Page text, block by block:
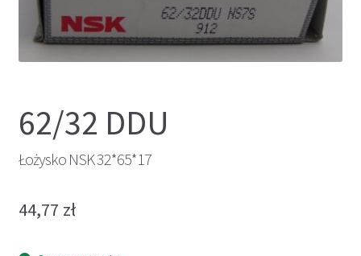
62/32 DDU
Łożysko NSK 32*65*17
44,77 zł